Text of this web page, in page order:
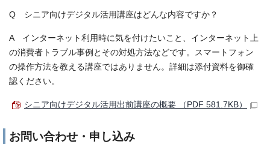
Q シニア向けデジタル活用講座はどんな内容ですか？
A インターネット利用時に気を付けたいこと、インターネット上
の消費者トラブル事例とその対処方法などです。スマートフォン
の操作方法を教える講座ではありません。詳細は添付資料を御確
認ください。
シニア向けデジタル活用出前講座の概要 （PDF 581.7KB）
お問い合わせ・申し込み